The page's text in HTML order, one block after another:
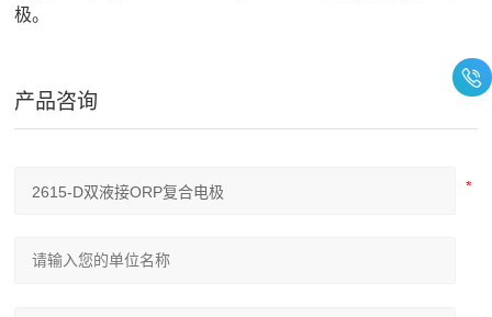
极。
产品咨询